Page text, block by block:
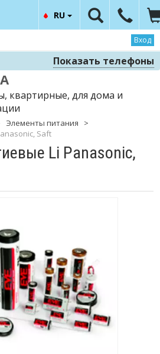
Вход
Показать телефоны
квартирные, для дома и
RU
Элементы питания
>
Saft
Li Panasonic,